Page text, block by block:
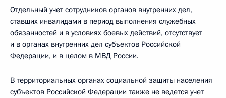
Отдельный учет сотрудников органов внутренних дел,
ставших инвалидами в период выполнения служебных
обязанностей и в условиях боевых действий, отсутствует
и в органах внутренних дел субъектов Российской
Федерации, и в целом в МВД России.
В территориальных органах социальной защиты населения
субъектов Российской Федерации также не ведется учет